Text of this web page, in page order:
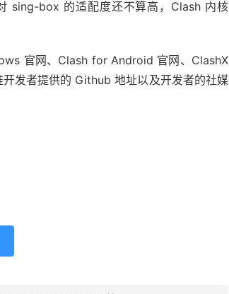
sing-box 的适配度还不算高，Clash 内核
官网、Clash for Android 官网、ClashX
发者提供的 Github 地址以及开发者的社媒